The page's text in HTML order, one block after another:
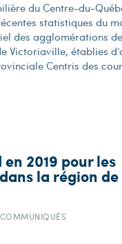
du Centre-du-
statistiques du
des agglomérations de
Victoriaville, établies
Centris des
2019 pour les
la région de
COMMUNIQUÉS